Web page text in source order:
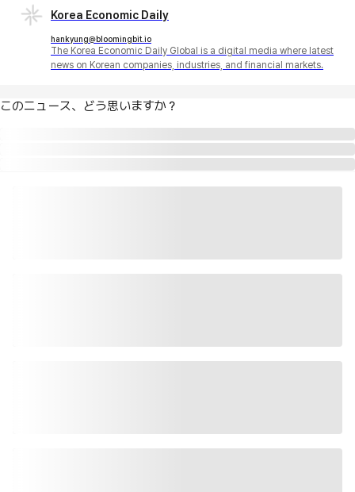
Korea Economic Daily
hankyung@bloomingbit.io
The Korea Economic Daily Global is a digital media where latest
news on Korean companies, industries, and financial markets.
このニュース、どう思いますか？